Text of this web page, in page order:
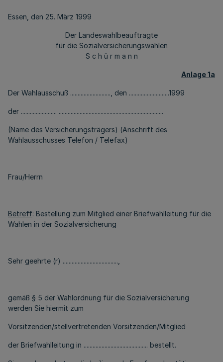
Essen, den 25. März 1999
Der Landeswahlbeauftragte
für die Sozialversicherungswahlen
S c h ü r m a n n
Anlage 1a
Der Wahlausschuß ..........................., den ...........................1999
der ........................ ......................................................................
(Name des Versicherungsträgers) (Anschrift des
Wahlausschusses Telefon / Telefax)
Frau/Herrn
Betreff: Bestellung zum Mitglied einer Briefwahlleitung für die
Wahlen in der Sozialversicherung
Sehr geehrte (r) .....................................,
gemäß § 5 der Wahlordnung für die Sozialversicherung
werden Sie hiermit zum
Vorsitzenden/stellvertretenden Vorsitzenden/Mitglied
der Briefwahlleitung in ........................................... bestellt.